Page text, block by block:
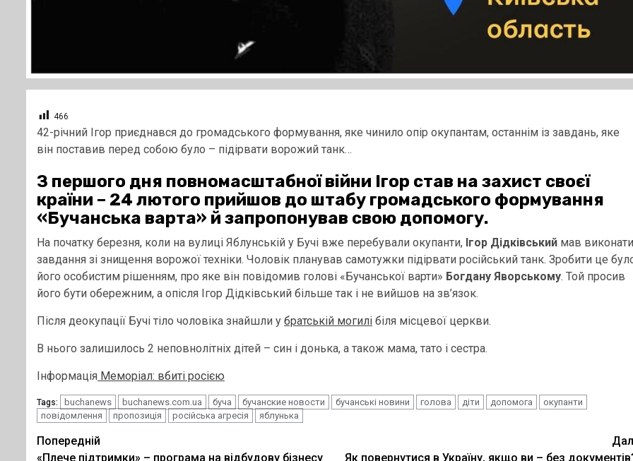
466
42-річний Ігор приєднався до громадського формування, яке чинило опір окупантам, останнім із завдань, яке
він поставив перед собою було – підірвати ворожий танк…
З першого дня повномасштабної війни Ігор став на захист своєї
країни – 24 лютого прийшов до штабу громадського формування
«Бучанська варта» й запропонував свою допомогу.
На початку березня, коли на вулиці Яблунській у Бучі вже перебували окупанти, Ігор Дідківський мав виконати
завдання зі знищення ворожої техніки. Чоловік планував самотужки підірвати російський танк. Зробити це
його особистим рішенням, про яке він повідомив голові «Бучанської варти» Богдану Яворському. Той просив
його бути обережним, а опісля Ігор Дідківський більше так і не вийшов на зв’язок.
Після деокупації Бучі тіло чоловіка знайшли у братській могилі біля місцевої церкви.
В нього залишилось 2 неповнолітніх дітей – син і донька, а також мама, тато і сестра.
Інформація Меморіал: вбиті росією
Tags: buchanews buchanews.com.ua буча бучанские новости бучанські новини голова діти допомога
окупанти
повідомлення
пропозиція російська агресія яблунька
Post
Попередній
«Плече підтримки» – програма на відбудову бізнесу
Як повернутися в Україну, якщо ви – без